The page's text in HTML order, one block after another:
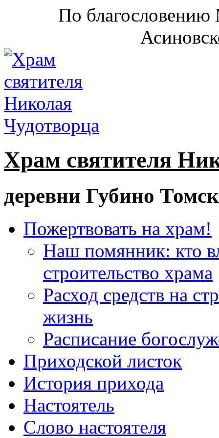
По благословению
Храм святителя
деревни Губино
Пожертвовать на храм!
Наш помянник: кто
строительство храма
Расход средств на
жизнь
Расписание
Приходской листок
История прихода
Настоятель
Слово настоятеля